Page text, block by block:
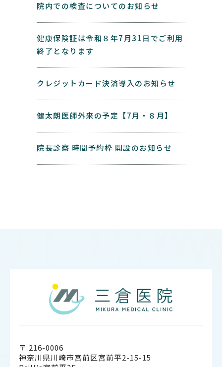
院内での検査についてのお知らせ
健康保険証は令和８年7月31日でご利用
終了となります
クレジットカード決済導入のお知らせ
健太朗医師外来の予定【7月・８月】
院長診察 時間予約枠 開設のお知らせ
〒 216-0006
神奈川県川崎市宮前区宮前平2-15-15